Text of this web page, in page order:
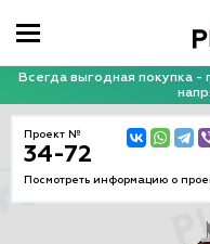
Всегда выгодная покупка -
Проект №
34-72
Посмотреть информацию о